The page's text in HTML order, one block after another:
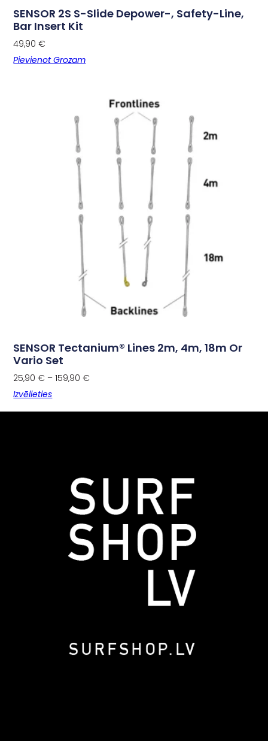
SENSOR 2S S-Slide Depower-, Safety-Line,
Bar Insert Kit
49,90€
Pievienot Grozam
SENSOR Tectanium® Lines 2m, 4m, 18m Or
Vario Set
25,90€ – 159,90€
Izvēlieties